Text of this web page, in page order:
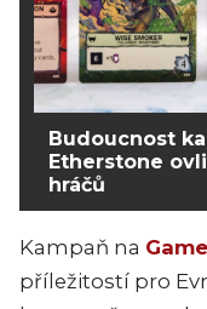
Budoucnost
Etherstone
hráčů
Kampaň na
příležitostí pro